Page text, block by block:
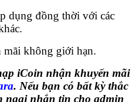
dụng đồng thời với các
mãi không giới hạn.
iCoin nhận khuyến mãi
. Nếu bạn có bất kỳ thắc
ngại nhắn tin cho admin